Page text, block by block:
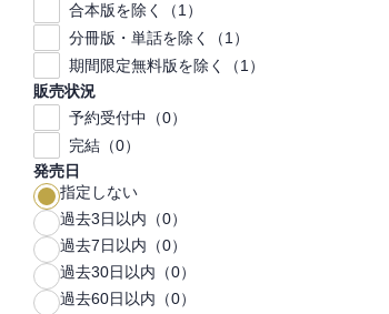
合本版を除く（1）
分冊版・単話を除く（1）
期間限定無料版を除く（1）
販売状況
予約受付中（0）
完結（0）
発売日
指定しない
過去3日以内（0）
過去7日以内（0）
過去30日以内（0）
過去60日以内（0）